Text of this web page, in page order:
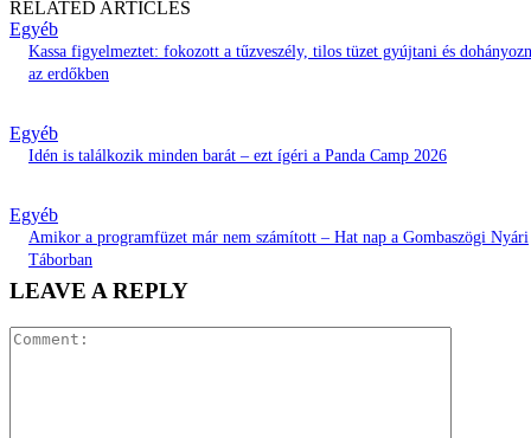
RELATED ARTICLES
Egyéb
Kassa figyelmeztet: fokozott a tűzveszély, tilos tüzet gyújtani és
az erdőkben
Egyéb
Idén is találkozik minden barát – ezt ígéri a Panda Camp 2026
Egyéb
Amikor a programfüzet már nem számított – Hat nap a Gombaszögi Nyári
Táborban
LEAVE A REPLY